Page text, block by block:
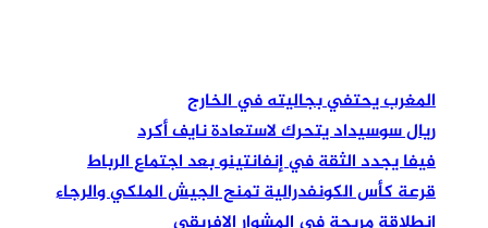
المغرب يحتفي بجاليته في الخارج
ريال سوسيداد يتحرك لاستعادة نايف أكرد
فيفا يجدد الثقة في إنفانتينو بعد اجتماع الرباط
قرعة كأس الكونفدرالية تمنح الجيش الملكي والرجاء